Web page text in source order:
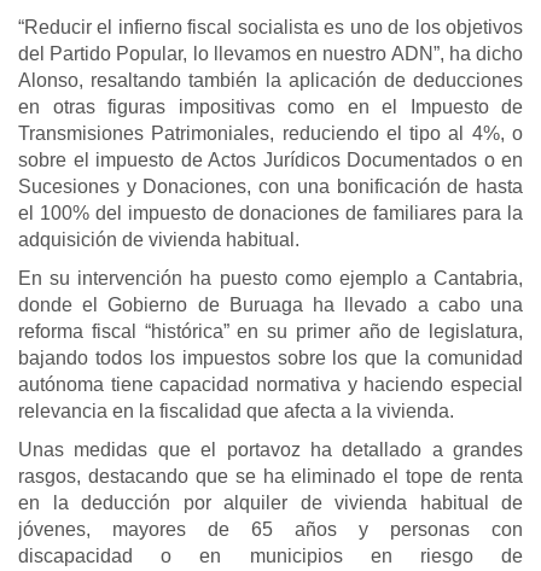
“Reducir el infierno fiscal socialista es uno de los objetivos
del Partido Popular, lo llevamos en nuestro ADN”, ha dicho
Alonso, resaltando también la aplicación de deducciones
en otras figuras impositivas como en el Impuesto de
Transmisiones Patrimoniales, reduciendo el tipo al 4%, o
sobre el impuesto de Actos Jurídicos Documentados o en
Sucesiones y Donaciones, con una bonificación de hasta
el 100% del impuesto de donaciones de familiares para la
adquisición de vivienda habitual.
En su intervención ha puesto como ejemplo a Cantabria,
donde el Gobierno de Buruaga ha llevado a cabo una
reforma fiscal “histórica” en su primer año de legislatura,
bajando todos los impuestos sobre los que la comunidad
autónoma tiene capacidad normativa y haciendo especial
relevancia en la fiscalidad que afecta a la vivienda.
Unas medidas que el portavoz ha detallado a grandes
rasgos, destacando que se ha eliminado el tope de renta
en la deducción por alquiler de vivienda habitual de
jóvenes, mayores de 65 años y personas con
discapacidad o en municipios en riesgo de